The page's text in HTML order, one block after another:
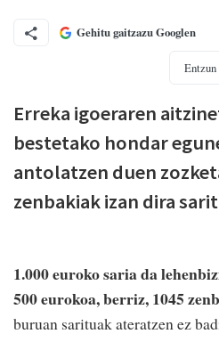
Gehitu gaitzazu Googlen
Entzun
Erreka igoeraren
bestetako hondar
antolatzen duen
zenbakiak izan dira
1.000 euroko saria da
500 eurokoa, berriz, 1045
buruan sarituak ateratzen ez